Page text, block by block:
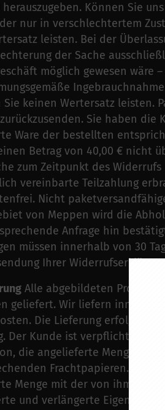
herauszugeben. Können Sie
nur in verschlechtertem
leisten. Bei der
der Sache
möglich gewesen wäre
Sie keinen Wertersatz leisten.
Sie haben die
Ware der bestellten
Betrag von 40,00 € nicht
zum Zeitpunkt des
vereinbarte Teilzahlung
Nicht
von Meppen wird die
Anfrage hin
müssen innerhalb von 30
Ihrer
Alle abgebildeten Produkte
geliefert. Wir liefern
Die Lieferung erfolgt
Der Kunde ist verpflichtet, bei
die angelieferte Menge zu
Frachtpapieren. Mit
Menge mit der von ihm
und verlängerte